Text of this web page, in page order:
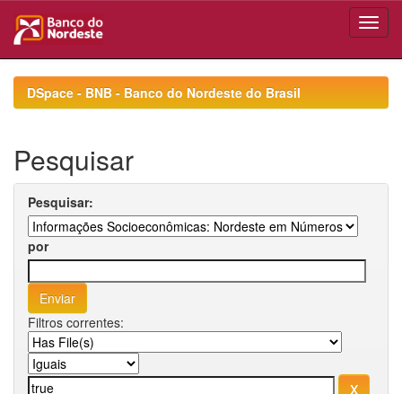
navigationDSpace - BNB - Banco do Nordeste do Brasil
Pesquisar
Pesquisar:
por
Filtros correntes: